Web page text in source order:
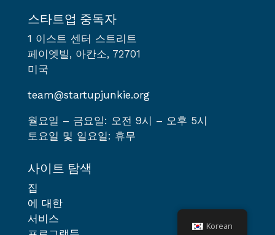
스타트업 중독자
1 이스트 센터 스트리트
페이엣빌, 아칸소, 72701
미국
team@startupjunkie.org
월요일 – 금요일: 오전 9시 – 오후 5시
토요일 및 일요일: 휴무
사이트 탐색
집
에 대한
서비스
Korean